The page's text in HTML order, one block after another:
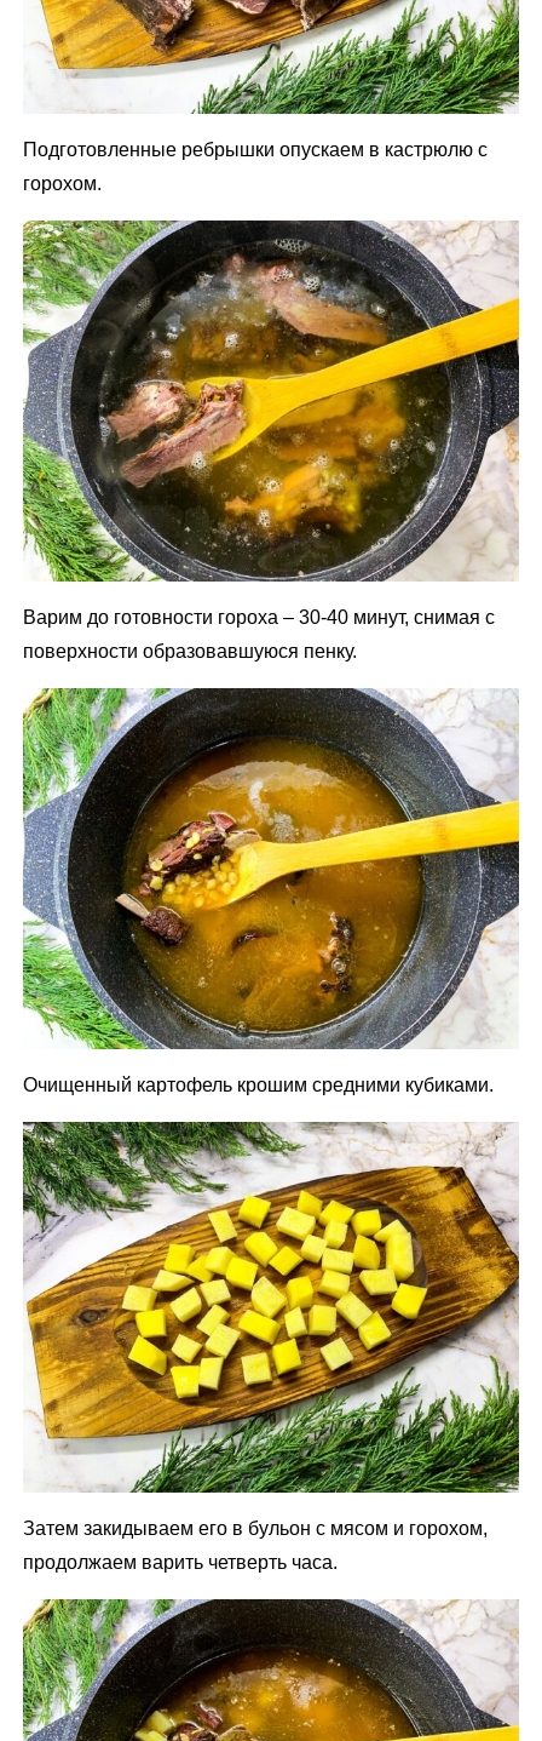
Подготовленные ребрышки опускаем в кастрюлю с
горохом.
Варим до готовности гороха – 30-40 минут, снимая с
поверхности образовавшуюся пенку.
Очищенный картофель крошим средними кубиками.
Затем закидываем его в бульон с мясом и горохом,
продолжаем варить четверть часа.